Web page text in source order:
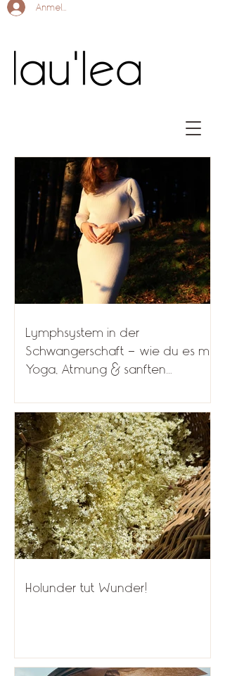
Anmelden
Lymphsystem in der
Schwangerschaft – wie du es mit
Yoga, Atmung & sanften
Holunder tut Wunder!